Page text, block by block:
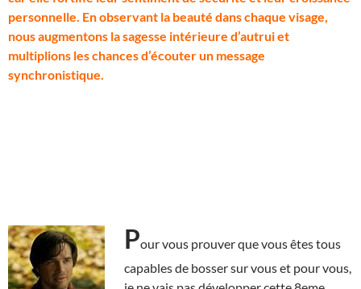
personnelle. En observant la beauté dans chaque visage,
nous augmentons la sagesse intérieure d’autrui et
multiplions les chances d’écouter un message
synchronistique.
Pour vous prouver que vous êtes tous
capables de bosser sur vous et pour vous,